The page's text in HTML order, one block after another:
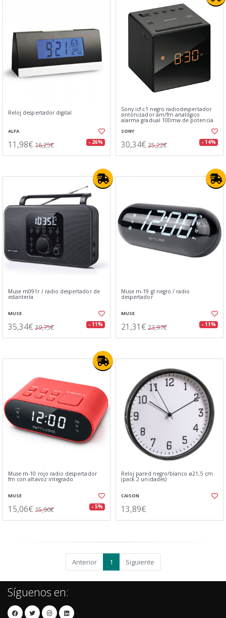
Reloj despertador digital
ALFA
11,98€ 16,25€ - 26%
Sony icf-c1 negro radiodespertador
sintonizador am/fm analógico
alarma gradual 100mw de potencia
SONY
30,34€ 35,22€ - 14%
Muse m091r / radio despertador de
estantería
MUSE
35,34€ 39,75€ - 11%
Muse m-19 gl negro / radio
despertador
MUSE
21,31€ 23,97€ - 11%
Muse m-10 rojo radio despertador
fm con altavoz integrado
MUSE
15,06€ 15,90€ - 5%
Reloj pared negro/blanco ø21,5 cm
(pack 2 unidades)
CAISON
13,89€
Anterior 1 Siguiente
Síguenos en: